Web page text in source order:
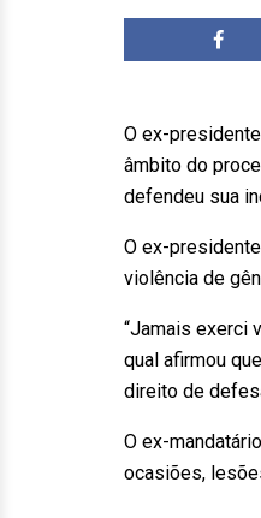
O ex-
âmbito do
defendeu sua
O ex-
violência de
“Jamais exerci
qual afirmou
direito de
O ex-
ocasiões,